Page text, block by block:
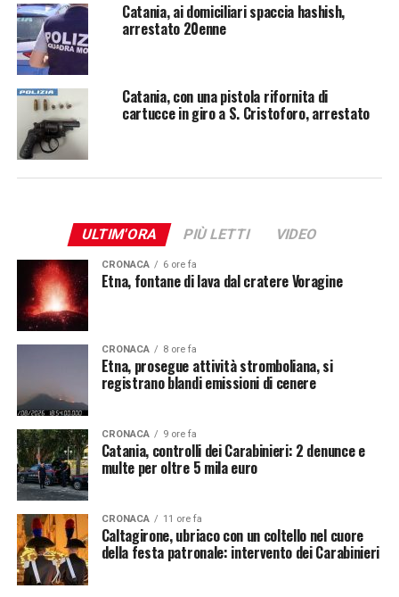
Catania, ai domiciliari spaccia hashish,
arrestato 20enne
Catania, con una pistola rifornita di
cartucce in giro a S. Cristoforo, arrestato
ULTIM'ORA PIÙ LETTI VIDEO
CRONACA 6 ore fa
Etna, fontane di lava dal cratere Voragine
CRONACA 8 ore fa
Etna, prosegue attività stromboliana, si
registrano blandi emissioni di cenere
CRONACA 9 ore fa
Catania, controlli dei Carabinieri: 2 denunce e
multe per oltre 5 mila euro
CRONACA 11 ore fa
Caltagirone, ubriaco con un coltello nel cuore
della festa patronale: intervento dei Carabinieri